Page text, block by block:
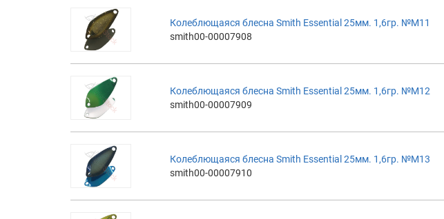
Колеблющаяся блесна Smith Essential 25мм. 1,6гр. №M11
smith00-00007908
Колеблющаяся блесна Smith Essential 25мм. 1,6гр. №M12
smith00-00007909
Колеблющаяся блесна Smith Essential 25мм. 1,6гр. №M13
smith00-00007910